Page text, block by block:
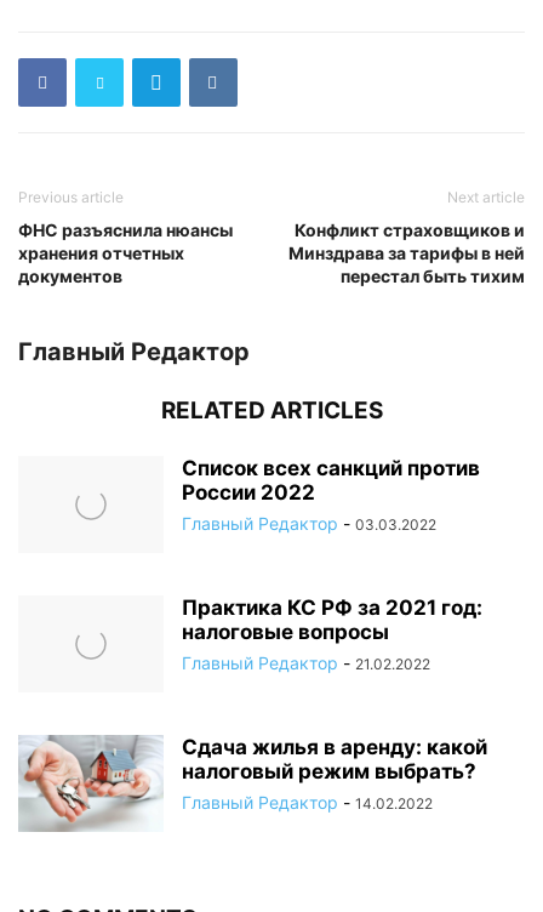
Previous article
ФНС разъяснила нюансы
хранения отчетных
документов
Next article
Конфликт страховщиков и
Минздрава за тарифы в ней
перестал быть тихим
Главный Редактор
RELATED ARTICLES
Список всех санкций против
России 2022
Главный Редактор - 03.03.2022
Практика КС РФ за 2021 год:
налоговые вопросы
Главный Редактор - 21.02.2022
Сдача жилья в аренду: какой
налоговый режим выбрать?
Главный Редактор - 14.02.2022